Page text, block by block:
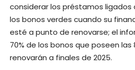
considerar los préstamos ligados
los bonos verdes cuando su
esté a punto de renovarse; el
70% de los bonos que poseen las
renovarán a finales de 2025.